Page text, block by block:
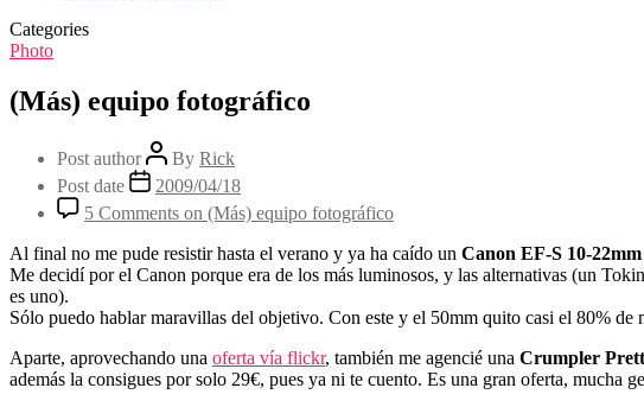
Categories
Photo
(Más) equipo fotográfico
Post author By Rick
Post date
2009/04/18
5 Comments on (Más) equipo fotográfico
Al final no me pude resistir hasta el verano y ya ha caído un Canon EF-S 10-22mm
Me decidí por el Canon porque era de los más luminosos, y las alternativas (un
es uno).
Sólo puedo hablar maravillas del objetivo. Con este y el 50mm quito casi el 80%
Aparte, aprovechando una oferta vía flickr, también me agencié una Crumpler
además la consigues por solo 29€, pues ya ni te cuento. Es una gran oferta,